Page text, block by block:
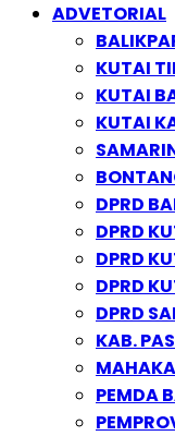
ADVETORIAL
KUTAI
KUTAI
KUTAI
DPRD
DPRD
DPRD
DPRD
DPRD
KAB.
PEMDA